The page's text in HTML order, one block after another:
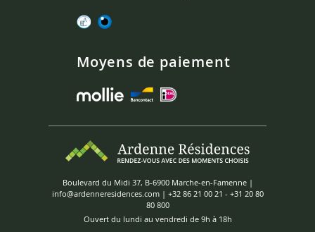
Moyens de paiement
Boulevard du Midi 37, B-6900 Marche-en-Famenne |
info@ardenneresidences.com| +32 86 21 00 21 - +31 20 80
80 800
Ouvert du lundi au vendredi de 9h à 18h